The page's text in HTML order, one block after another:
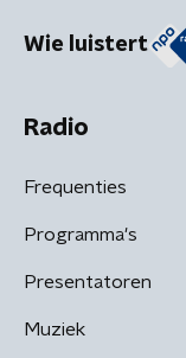
Wie luistert
Radio
Frequenties
Programma's
Presentatoren
Muziek